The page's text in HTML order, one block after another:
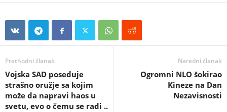
Prethodni članak
Vojska SAD poseduje
strašno oružje sa kojim
može da napravi haos u
svetu, evo o čemu se radi ..
Naredni članak
Ogromni NLO šokirao
Kineze na Dan
Nezavisnosti